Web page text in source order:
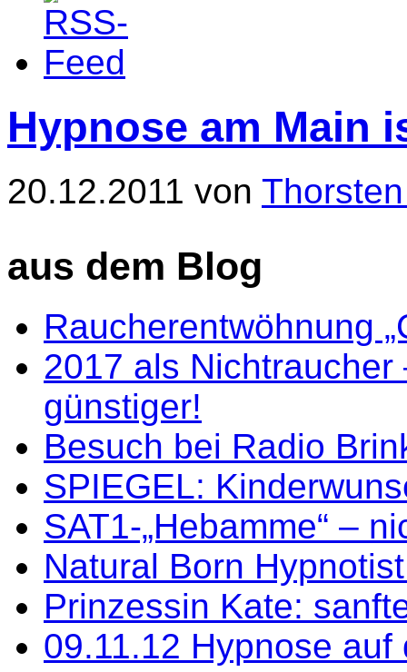
Hypnose am Main
20.12.2011 von
aus dem Blog
Raucherentwöhnung
2017 als
günstiger!
Besuch bei Radio
SPIEGEL:
SAT1-„Hebamme“ –
Natural Born
Prinzessin Kate:
09.11.12 Hypnose auf